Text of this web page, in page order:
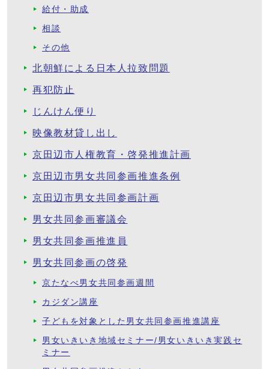
給付・助成
相談
その他
北朝鮮による日本人拉致問題
再犯防止
じんけん便り
映像教材貸し出し
京田辺市人権教育・啓発推進計画
京田辺市男女共同参画推進条例
京田辺市男女共同参画計画
男女共同参画審議会
男女共同参画推進員
男女共同参画の啓発
京たなべ男女共同参画週間
カジダン講座
子どもを対象とした男女共同参画推進講座
男女いきいき地域セミナー/男女いきいき実践セ
ミナー